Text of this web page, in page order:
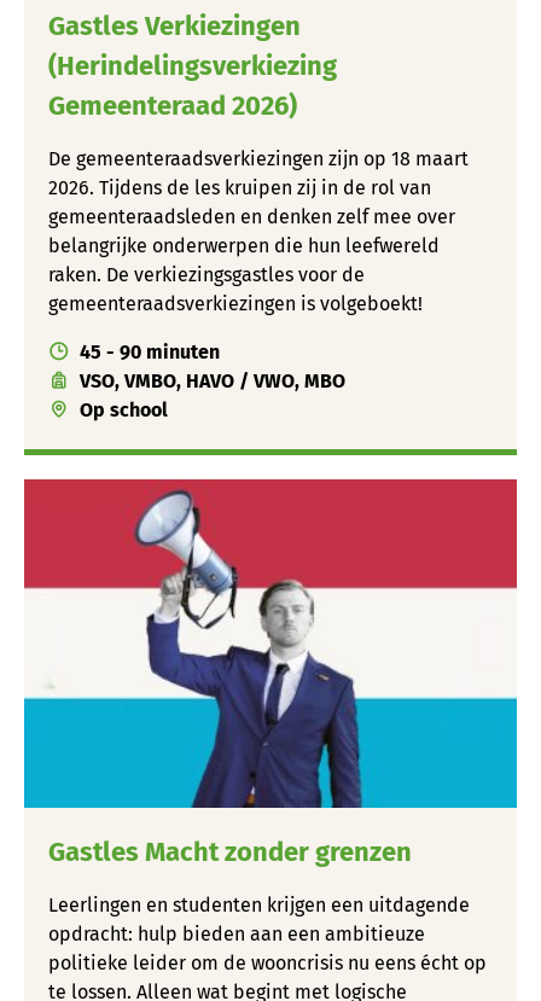
Gastles Verkiezingen
(Herindelingsverkiezing
Gemeenteraad 2026)
De gemeenteraadsverkiezingen zijn op 18 maart
2026. Tijdens de les kruipen zij in de rol van
gemeenteraadsleden en denken zelf mee over
belangrijke onderwerpen die hun leefwereld
raken. De verkiezingsgastles voor de
gemeenteraadsverkiezingen is volgeboekt!
45 - 90 minuten
VSO, VMBO, HAVO / VWO, MBO
Op school
Gastles Macht zonder grenzen
Leerlingen en studenten krijgen een uitdagende
opdracht: hulp bieden aan een ambitieuze
politieke leider om de wooncrisis nu eens écht op
te lossen. Alleen wat begint met logische